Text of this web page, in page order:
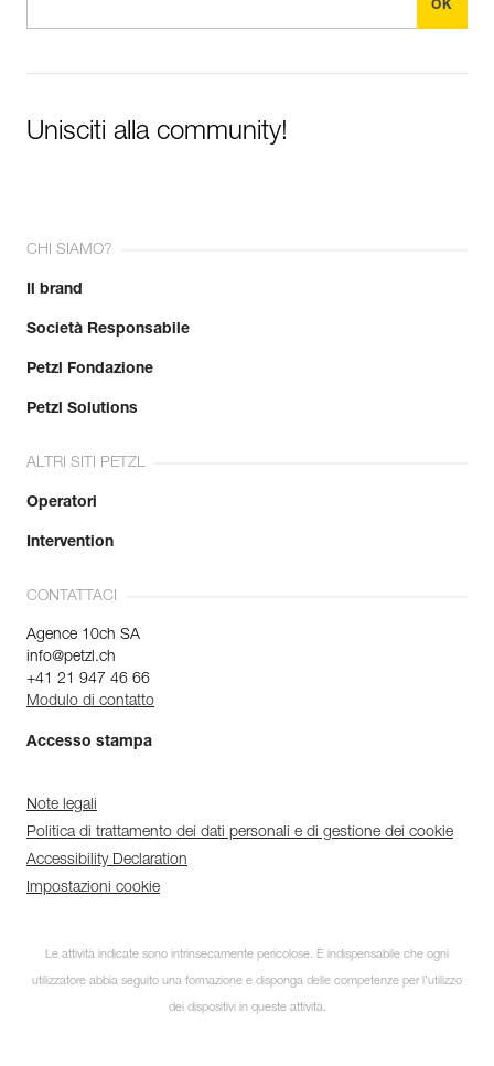
Unisciti alla community!
CHI SIAMO?
Il brand
Società Responsabile
Petzl Fondazione
Petzl Solutions
ALTRI SITI PETZL
Operatori
Intervention
CONTATTACI
Agence 10ch SA
info@petzl.ch
+41 21 947 46 66
Modulo di contatto
Accesso stampa
Note legali
Politica di trattamento dei dati personali e di gestione dei cookie
Accessibility Declaration
Impostazioni cookie
Le attività indicate sono intrinsecamente pericolose. È indispensabile che ogni
utilizzatore abbia seguito una formazione e disponga delle competenze per l’utilizzo
dei dispositivi in queste attività.